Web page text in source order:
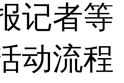
记者等
动流程